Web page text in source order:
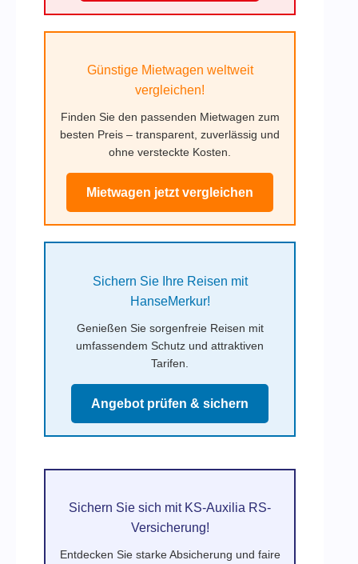
Günstige Mietwagen weltweit
vergleichen!
Finden Sie den passenden Mietwagen zum
besten Preis – transparent, zuverlässig und
ohne versteckte Kosten.
Mietwagen jetzt vergleichen
Sichern Sie Ihre Reisen mit
HanseMerkur!
Genießen Sie sorgenfreie Reisen mit
umfassendem Schutz und attraktiven
Tarifen.
Angebot prüfen & sichern
Sichern Sie sich mit KS-Auxilia RS-
Versicherung!
Entdecken Sie starke Absicherung und faire